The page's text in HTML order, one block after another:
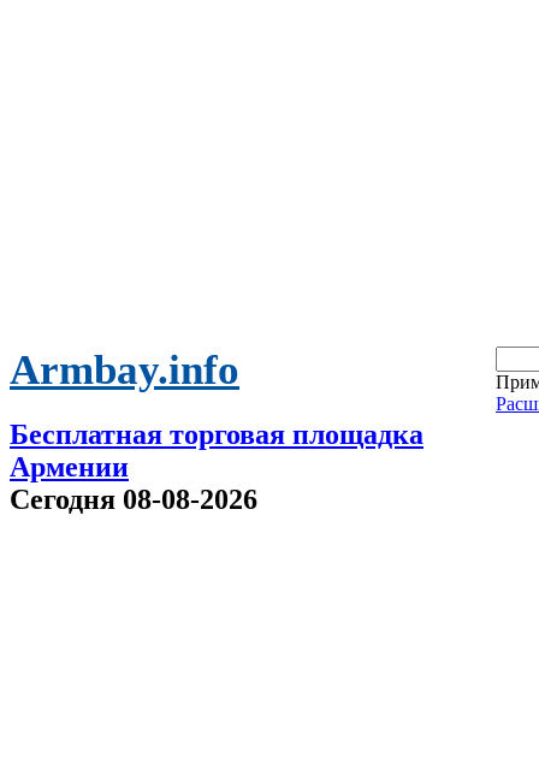
Armbay.info
Бесплатная торговая площадка
Армении
Сегодня 08-08-2026